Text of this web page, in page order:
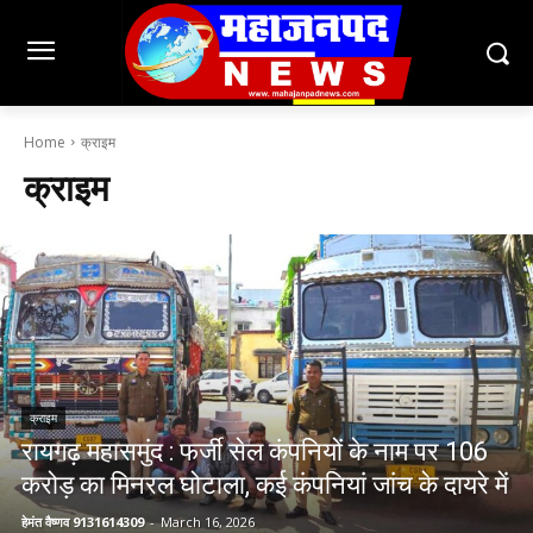
Home क्राइम
क्राइम
क्राइम
रायगढ़ महासमुंद : फर्जी सेल कंपनियों के नाम पर 106
करोड़ का मिनरल घोटाला, कई कंपनियां जांच के दायरे में
हेमंत वैष्णव 9131614309 - March 16, 2026